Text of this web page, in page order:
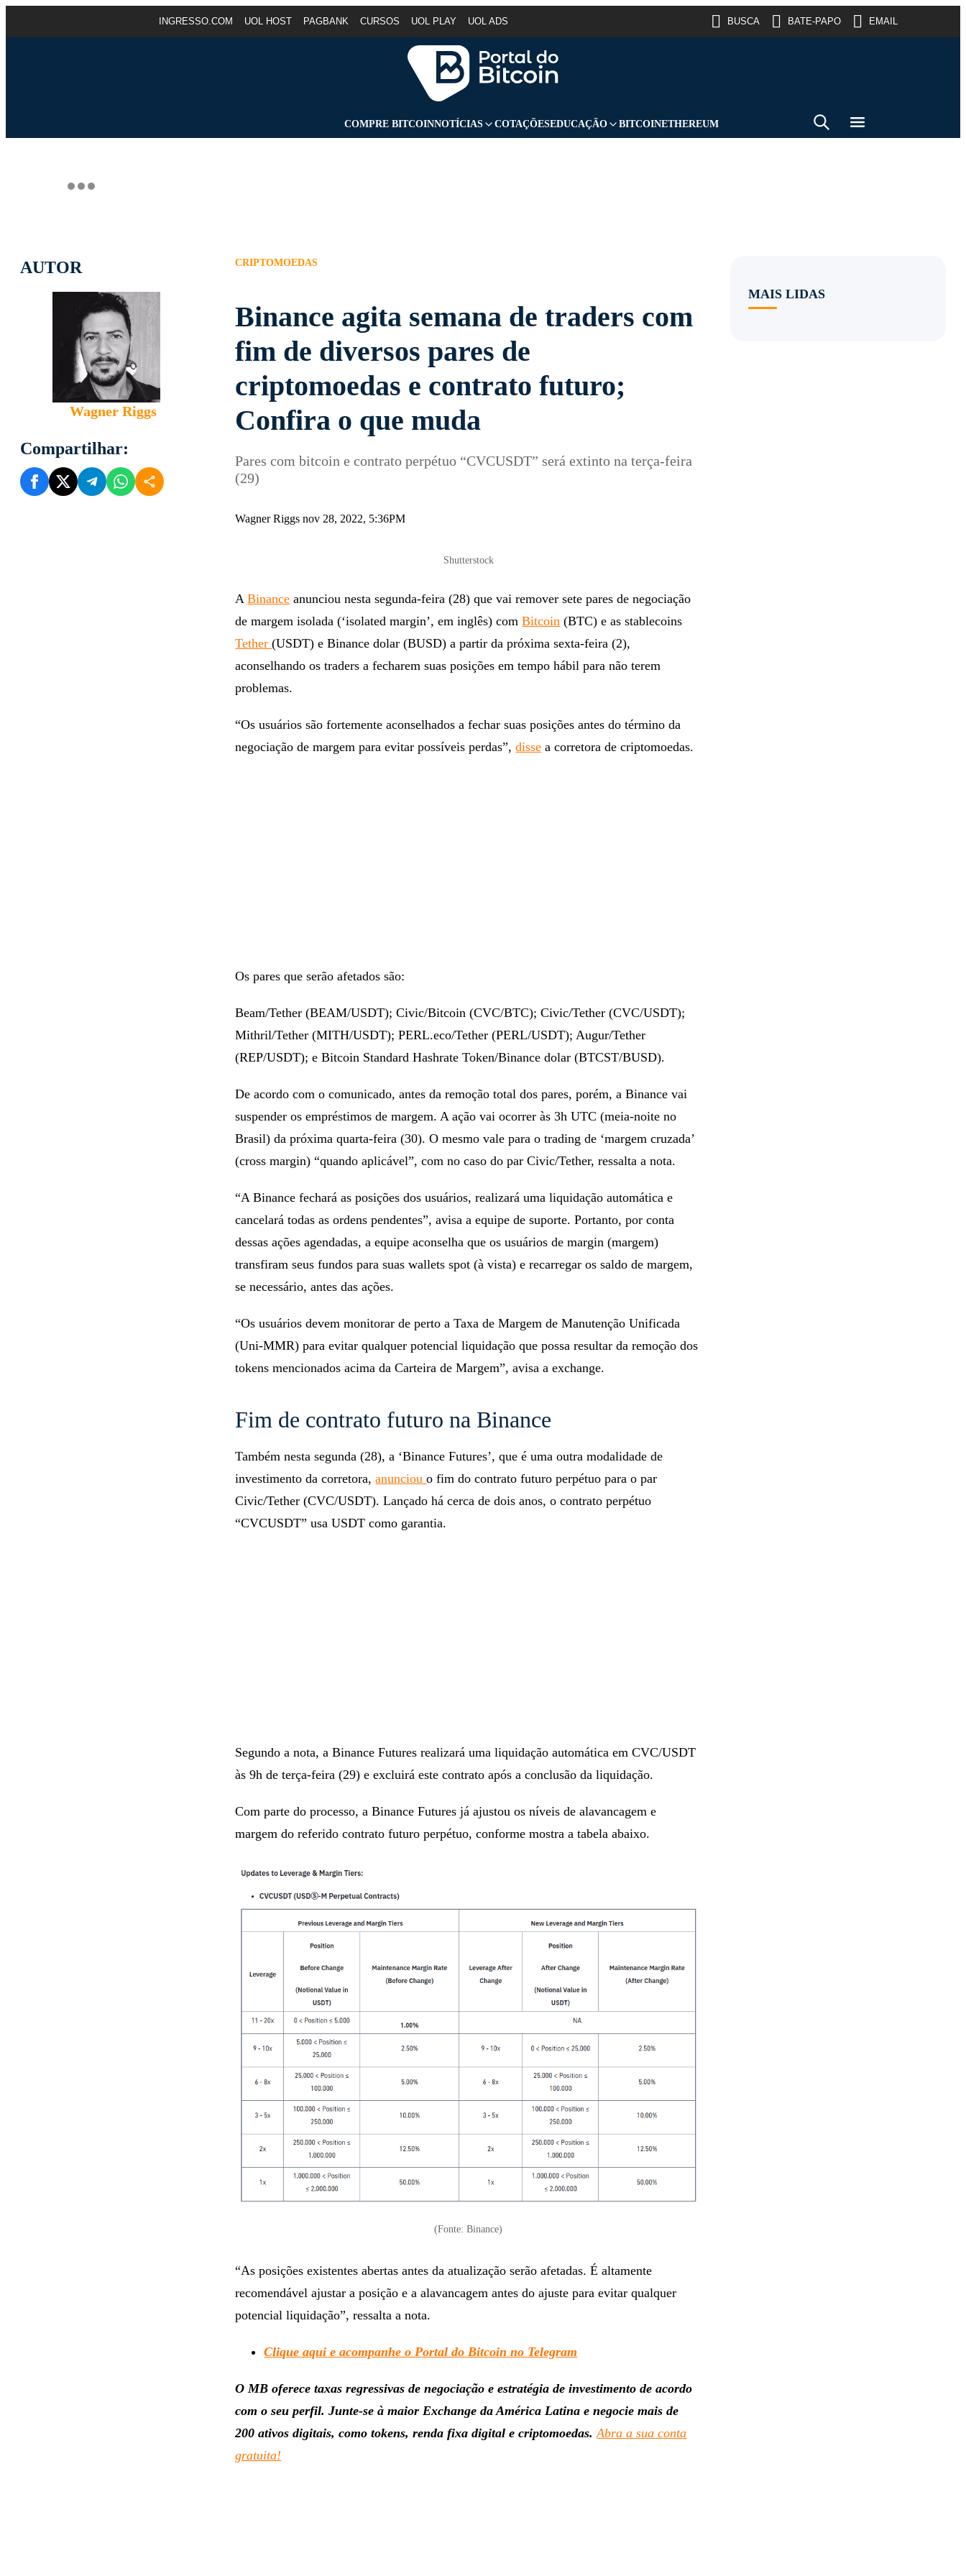
INGRESSO.COM UOL HOST PAGBANK CURSOS UOL PLAY UOL ADS BUSCA BATE-PAPO EMAIL
COMPRE BITCOINNOTÍCIAS COTAÇÕESEDUCAÇÃO BITCOINETHEREUM
AUTOR
Wagner Riggs
Compartilhar:
CRIPTOMOEDAS
Binance agita semana de traders com
fim de diversos pares de
criptomoedas e contrato futuro;
Confira o que muda
Pares com bitcoin e contrato perpétuo “CVCUSDT” será extinto na terça-feira
(29)
Wagner Riggs nov 28, 2022, 5:36PM
Shutterstock
ABinance anunciou nesta segunda-feira (28) que vai remover sete pares de negociação
de margem isolada (‘isolated margin’, em inglês) comBitcoin (BTC) e as stablecoins
Tether(USDT) e Binance dolar (BUSD) a partir da próxima sexta-feira (2),
aconselhando os traders a fecharem suas posições em tempo hábil para não terem
problemas.
“Os usuários são fortemente aconselhados a fechar suas posições antes do término da
negociação de margem para evitar possíveis perdas”,disse a corretora de criptomoedas.
Os pares que serão afetados são:
Beam/Tether (BEAM/USDT); Civic/Bitcoin (CVC/BTC); Civic/Tether (CVC/USDT);
Mithril/Tether (MITH/USDT); PERL.eco/Tether (PERL/USDT); Augur/Tether
(REP/USDT); e Bitcoin Standard Hashrate Token/Binance dolar (BTCST/BUSD).
De acordo com o comunicado, antes da remoção total dos pares, porém, a Binance vai
suspender os empréstimos de margem. A ação vai ocorrer às 3h UTC (meia-noite no
Brasil) da próxima quarta-feira (30). O mesmo vale para o trading de ‘margem cruzada’
(cross margin) “quando aplicável”, com no caso do par Civic/Tether, ressalta a nota.
“A Binance fechará as posições dos usuários, realizará uma liquidação automática e
cancelará todas as ordens pendentes”, avisa a equipe de suporte. Portanto, por conta
dessas ações agendadas, a equipe aconselha que os usuários de margin (margem)
transfiram seus fundos para suas wallets spot (à vista) e recarregar os saldo de margem,
se necessário, antes das ações.
“Os usuários devem monitorar de perto a Taxa de Margem de Manutenção Unificada
(Uni-MMR) para evitar qualquer potencial liquidação que possa resultar da remoção dos
tokens mencionados acima da Carteira de Margem”, avisa a exchange.
Fim de contrato futuro na Binance
Também nesta segunda (28), a ‘Binance Futures’, que é uma outra modalidade de
investimento da corretora,anunciouo fim do contrato futuro perpétuo para o par
Civic/Tether (CVC/USDT). Lançado há cerca de dois anos, o contrato perpétuo
“CVCUSDT” usa USDT como garantia.
Segundo a nota, a Binance Futures realizará uma liquidação automática em CVC/USDT
às 9h de terça-feira (29) e excluirá este contrato após a conclusão da liquidação.
Com parte do processo, a Binance Futures já ajustou os níveis de alavancagem e
margem do referido contrato futuro perpétuo, conforme mostra a tabela abaixo.
(Fonte: Binance)
“As posições existentes abertas antes da atualização serão afetadas. É altamente
recomendável ajustar a posição e a alavancagem antes do ajuste para evitar qualquer
potencial liquidação”, ressalta a nota.
Clique aqui e acompanhe o Portal do Bitcoin no Telegram
O MB oferece taxas regressivas de negociação e estratégia de investimento de acordo
com o seu perfil. Junte-se à maior Exchange da América Latina e negocie mais de
200 ativos digitais, como tokens, renda fixa digital e criptomoedas.Abra a sua conta
gratuita!
MAIS LIDAS